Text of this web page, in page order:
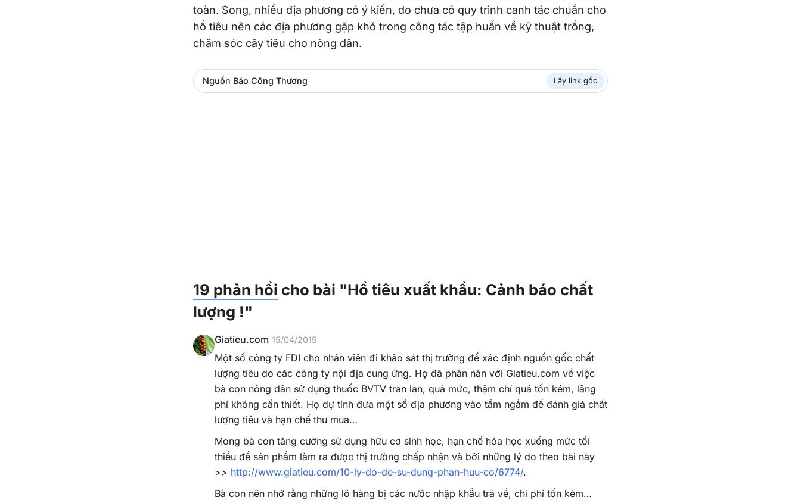
toàn. Song, nhiều địa phương có ý kiến, do chưa có quy trình canh tác chuẩn cho
hồ tiêu nên các địa phương gặp khó trong công tác tập huấn về kỹ thuật trồng,
chăm sóc cây tiêu cho nông dân.
Nguồn Báo Công Thương Lấy link gốc
19 phản hồi cho bài "Hồ tiêu xuất khẩu: Cảnh báo chất
lượng !"
Giatieu.com 15/04/2015
Một số công ty FDI cho nhân viên đi khảo sát thị trường để xác định nguồn gốc chất
lượng tiêu do các công ty nội địa cung ứng. Họ đã phàn nàn với Giatieu.com về việc
bà con nông dân sử dụng thuốc BVTV tràn lan, quá mức, thậm chí quá tốn kém, lãng
phí không cần thiết. Họ dự tính đưa một số địa phương vào tầm ngắm để đánh giá chất
lượng tiêu và hạn chế thu mua…
Mong bà con tăng cường sử dụng hữu cơ sinh học, hạn chế hóa học xuống mức tối
thiểu để sản phẩm làm ra được thị trường chấp nhận và bởi những lý do theo bài này
>> http://www.giatieu.com/10-ly-do-de-su-dung-phan-huu-co/6774/.
Bà con nên nhớ rằng những lô hàng bị các nước nhập khẩu trả về, chi phí tốn kém…